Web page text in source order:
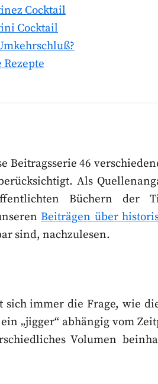
Cocktail
Cocktail
Beitragsserie 46
Als
Büchern der
Beiträgen über
sind, nachzulesen.
sich immer die Frage, wie
„jigger“ abhängig vom
Volumen